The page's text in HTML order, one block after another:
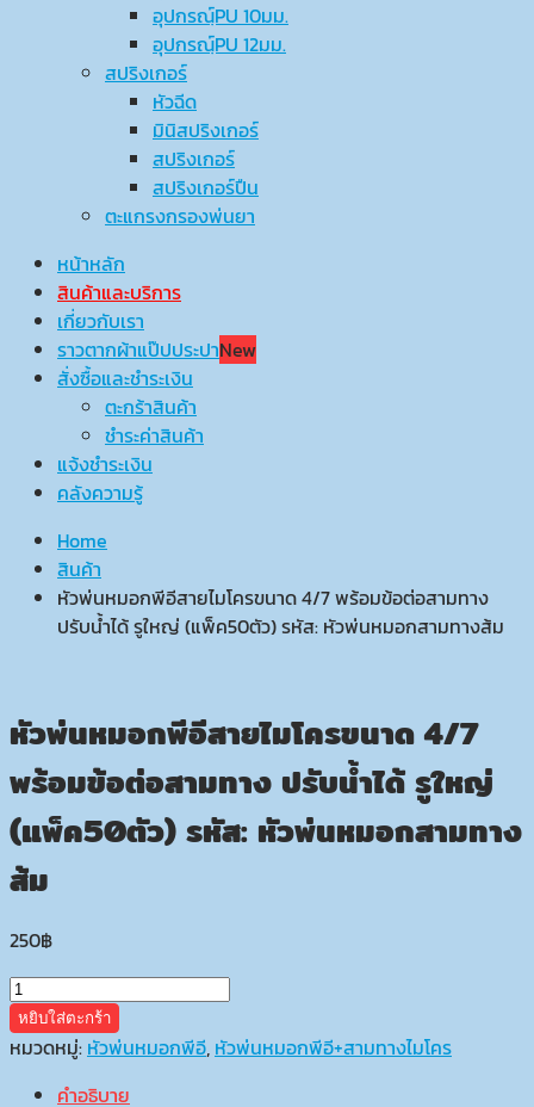
อุปกรณ์ฺPU 10มม.
อุปกรณ์ฺPU 12มม.
สปริงเกอร์
หัวฉีด
มินิสปริงเกอร์
สปริงเกอร์
สปริงเกอร์ปืน
ตะแกรงกรองพ่นยา
หน้าหลัก
สินค้าและบริการ
เกี่ยวกับเรา
ราวตากผ้าแป๊ปประปาNew
สั่งซื้อและชำระเงิน
ตะกร้าสินค้า
ชำระค่าสินค้า
แจ้งชำระเงิน
คลังความรู้
Home
สินค้า
หัวพ่นหมอกพีอีสายไมโครขนาด 4/7 พร้อมข้อต่อสามทาง
ปรับน้ำได้ รูใหญ่ (แพ็ค50ตัว) รหัส: หัวพ่นหมอกสามทางส้ม
หัวพ่นหมอกพีอีสายไมโครขนาด 4/7
พร้อมข้อต่อสามทาง ปรับน้ำได้ รูใหญ่
(แพ็ค50ตัว) รหัส: หัวพ่นหมอกสามทาง
ส้ม
250฿
จำนวน
หัว
พ่น
หยิบใส่ตะกร้า
หมวดหมู่: หัวพ่นหมอกพีอี, หัวพ่นหมอกพีอี+สามทางไมโคร
คำอธิบาย